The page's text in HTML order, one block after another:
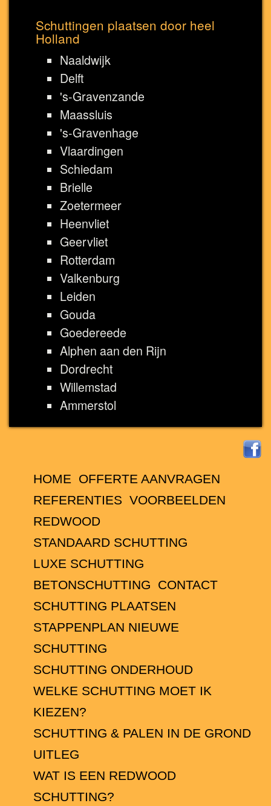
Schuttingen plaatsen door heel
Holland
Naaldwijk
Delft
's-Gravenzande
Maassluis
's-Gravenhage
Vlaardingen
Schiedam
Brielle
Zoetermeer
Heenvliet
Geervliet
Rotterdam
Valkenburg
Leiden
Gouda
Goedereede
Alphen aan den Rijn
Dordrecht
Willemstad
Ammerstol
HOME
OFFERTE AANVRAGEN
REFERENTIES VOORBEELDEN
REDWOOD
STANDAARD SCHUTTING
LUXE SCHUTTING
BETONSCHUTTING
CONTACT
SCHUTTING PLAATSEN
STAPPENPLAN NIEUWE
SCHUTTING
SCHUTTING ONDERHOUD
WELKE SCHUTTING MOET IK
KIEZEN?
SCHUTTING & PALEN IN DE GROND
UITLEG
WAT IS EEN REDWOOD
SCHUTTING?